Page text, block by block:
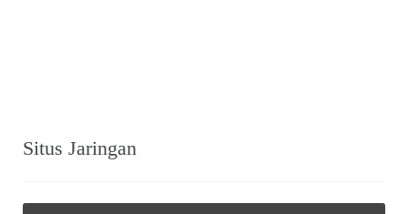
Situs Jaringan